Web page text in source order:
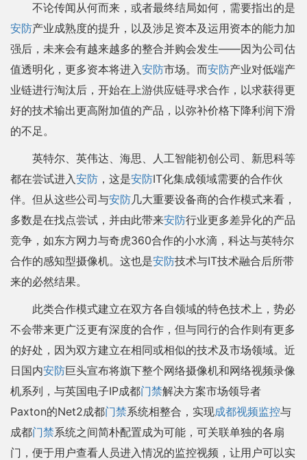
不论传闻从何而来，或者最终结局如何，需要指出的是
安防产业成熟度的提升，以及涉足资本及运用资本的能力加
强后，未来会有越来越多的整合并购会发生——因为公司估
值透明化，更多资本将进入安防市场。而安防产业对低端产
业链进行淘汰后，开始在上游供应链寻求合作，以求获得更
好的技术输出更高附加值的产品，以弥补价格下降利润下滑
的不足。
英特尔、英伟达、海思、人工智能初创公司、新思科等
都在尝试进入安防 ，这是安防IT化集成领域需要的合作伙
伴。但从这些公司与安防几大重要设备商的合作模式来看，
多数是在找点尝试，并由此带来安防行业更多差异化的产品
竞争，如东方网力与奇虎360合作的小水滴，科达与英特尔
合作的感知型摄像机。这也是安防技术与IT技术融合后所带
来的必然结果。
此类合作模式建立在双方各自领域的特色技术上，势必
不会带来更广泛更有深度的合作，但与同行的合作则有更多
的好处，因为双方建立在相同或相似的技术及市场领域。近
日国内安防巨头宣布将旗下整个网络摄像机和网络视频录像
机系列，与英国电子IP成都门禁解决方案市场领导者
Paxton的Net2成都门禁系统相整合，实现成都视频监控与
成都门禁系统之间简朴配置成为可能，可关联单独的各扇
门，便于用户查看人员进入情况的监控视频，让用户可以实